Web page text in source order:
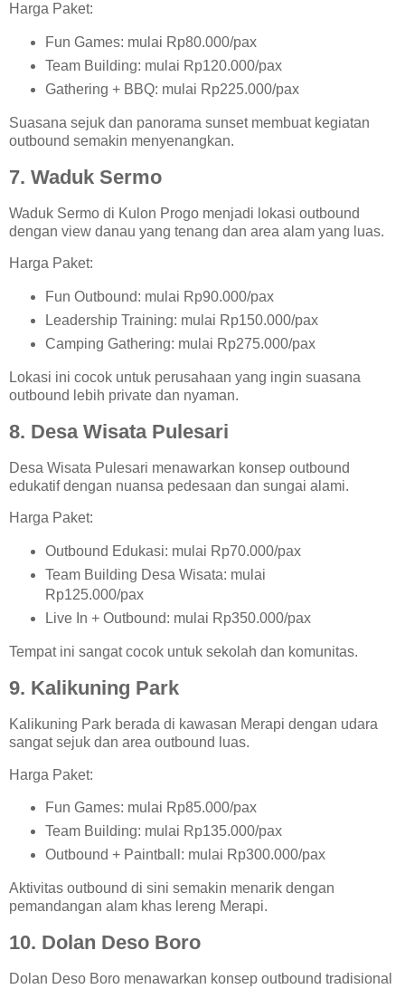
Harga Paket:
Fun Games: mulai Rp80.000/pax
Team Building: mulai Rp120.000/pax
Gathering + BBQ: mulai Rp225.000/pax
Suasana sejuk dan panorama sunset membuat kegiatan
outbound semakin menyenangkan.
7. Waduk Sermo
Waduk Sermo di Kulon Progo menjadi lokasi outbound
dengan view danau yang tenang dan area alam yang luas.
Harga Paket:
Fun Outbound: mulai Rp90.000/pax
Leadership Training: mulai Rp150.000/pax
Camping Gathering: mulai Rp275.000/pax
Lokasi ini cocok untuk perusahaan yang ingin suasana
outbound lebih private dan nyaman.
8. Desa Wisata Pulesari
Desa Wisata Pulesari menawarkan konsep outbound
edukatif dengan nuansa pedesaan dan sungai alami.
Harga Paket:
Outbound Edukasi: mulai Rp70.000/pax
Team Building Desa Wisata: mulai
Rp125.000/pax
Live In + Outbound: mulai Rp350.000/pax
Tempat ini sangat cocok untuk sekolah dan komunitas.
9. Kalikuning Park
Kalikuning Park berada di kawasan Merapi dengan udara
sangat sejuk dan area outbound luas.
Harga Paket:
Fun Games: mulai Rp85.000/pax
Team Building: mulai Rp135.000/pax
Outbound + Paintball: mulai Rp300.000/pax
Aktivitas outbound di sini semakin menarik dengan
pemandangan alam khas lereng Merapi.
10. Dolan Deso Boro
Dolan Deso Boro menawarkan konsep outbound tradisional